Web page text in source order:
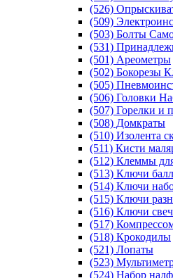
(526)
(509)
(503) Болты
(531)
(501) Ареометры
(502) Бокорезы
(505)
(506) Головки
(507) Горелки и
(508) Домкраты
(510) Изолента
(511) Кисти
(512) Клеммы
(513) Ключи
(514) Ключи
(515) Ключи
(516) Ключи
(517)
(518) Крокодилы
(521) Лопаты
(523)
(524) Набор